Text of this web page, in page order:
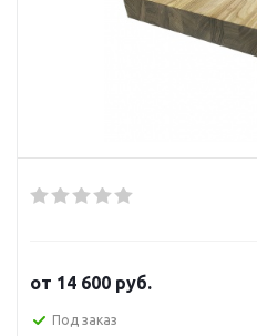
от 14 600 руб.
Под заказ